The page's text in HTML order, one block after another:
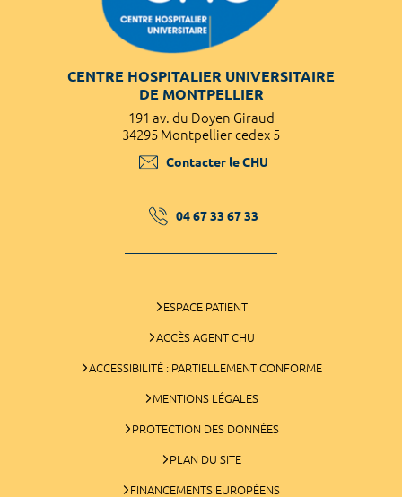
CENTRE HOSPITALIER UNIVERSITAIRE
DE MONTPELLIER
191 av. du Doyen Giraud
34295 Montpellier cedex 5
Contacter le CHU
04 67 33 67 33
ESPACE PATIENT
ACCÈS AGENT CHU
ACCESSIBILITÉ : PARTIELLEMENT CONFORME
MENTIONS LÉGALES
PROTECTION DES DONNÉES
PLAN DU SITE
FINANCEMENTS EUROPÉENS